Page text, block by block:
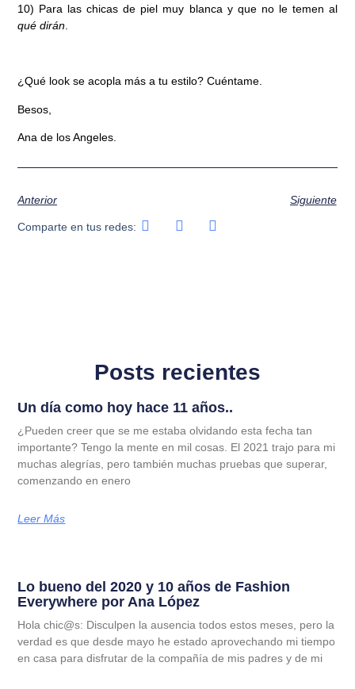
10) Para las chicas de piel muy blanca y que no le temen al
qué dirán
¿Qué look se acopla más a tu estilo? Cuéntame.
Besos,
Ana de los Angeles.
Anterior Siguiente
Comparte en tus redes:
Posts recientes
Un día como hoy hace 11 años..
¿Pueden creer que se me estaba olvidando esta fecha tan
importante? Tengo la mente en mil cosas. El 2021 trajo para mi
muchas alegrías, pero también muchas pruebas que superar,
comenzando en enero
Leer Más
Lo bueno del 2020 y 10 años de Fashion
Everywhere por Ana López
Hola chic@s: Disculpen la ausencia todos estos meses, pero la
verdad es que desde mayo he estado aprovechando mi tiempo
en casa para disfrutar de la compañía de mis padres y de mi